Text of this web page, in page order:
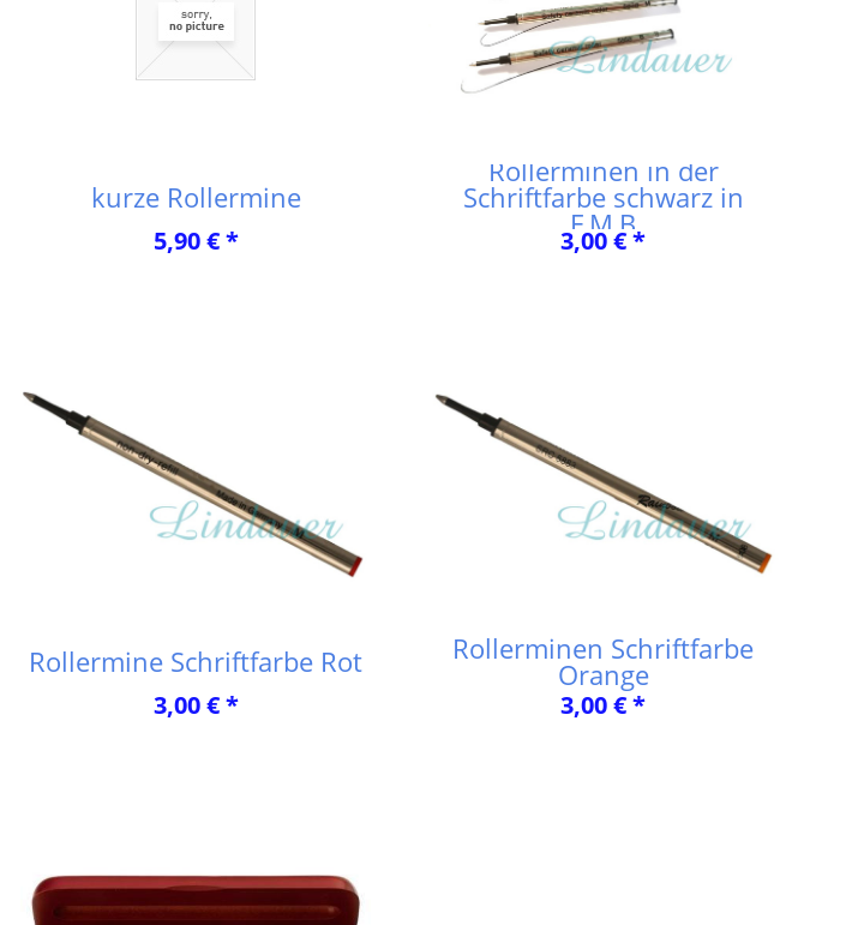
kurze Rollermine
5,90 € *
Rollerminen in der
Schriftfarbe schwarz in
F,M,B
3,00 € *
Rollermine Schriftfarbe Rot
3,00 € *
Rollerminen Schriftfarbe
Orange
3,00 € *